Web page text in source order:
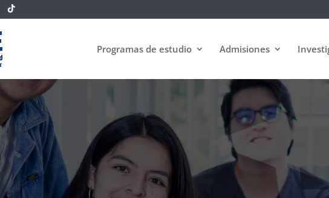
Programas de estudio Admisiones